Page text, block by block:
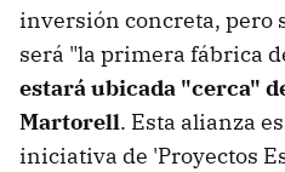
inversión concreta, pero
será "la primera fábrica
estará ubicada "cerca"
Martorell. Esta alianza
iniciativa de 'Proyectos